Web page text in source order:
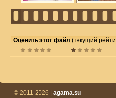
Оценить этот файл (текущий
© 2011-2026 | agama.su